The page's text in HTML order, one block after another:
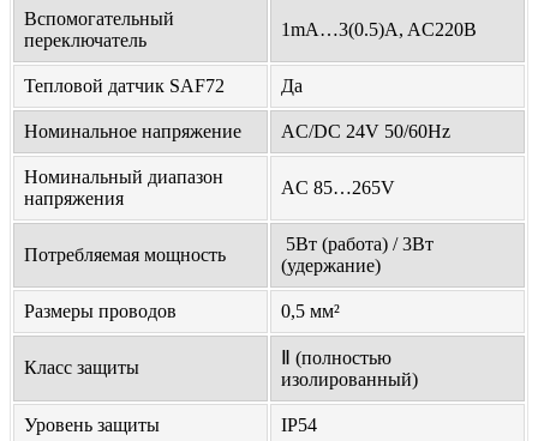
Вспомогательный
переключатель
1mA…3(0.5)A, AC220В
Тепловой датчик SAF72 Да
Номинальное напряжение AC/DC 24V 50/60Hz
Номинальный диапазон
напряжения
AC 85…265V
Потребляемая мощность
5Вт (работа) / 3Вт
(удержание)
Размеры проводов 0,5 мм²
Класс защиты
Ⅱ (полностью
изолированный)
Уровень защиты IP54